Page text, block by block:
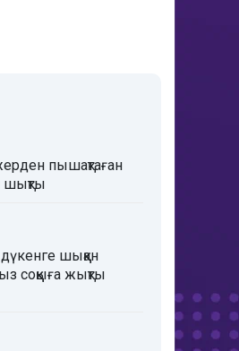
пышақтаған
шықты
шыққан
соққыға жықты